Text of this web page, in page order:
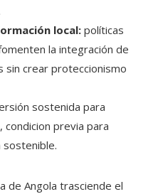
local: políticas
la integración de
sin crear proteccionismo
sostenida para
condicion previa para
sostenible.
de Angola trasciende el